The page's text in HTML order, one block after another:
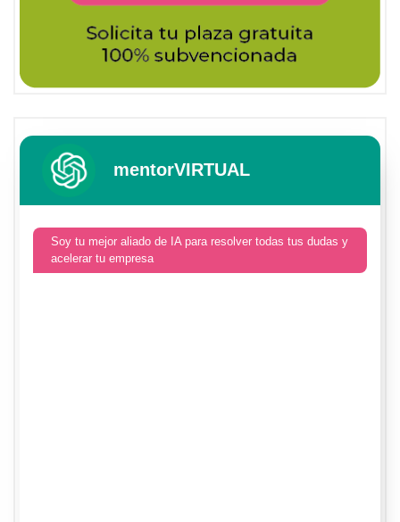
mentorVIRTUAL
Soy tu mejor aliado de IA para resolver todas tus dudas y
acelerar tu empresa